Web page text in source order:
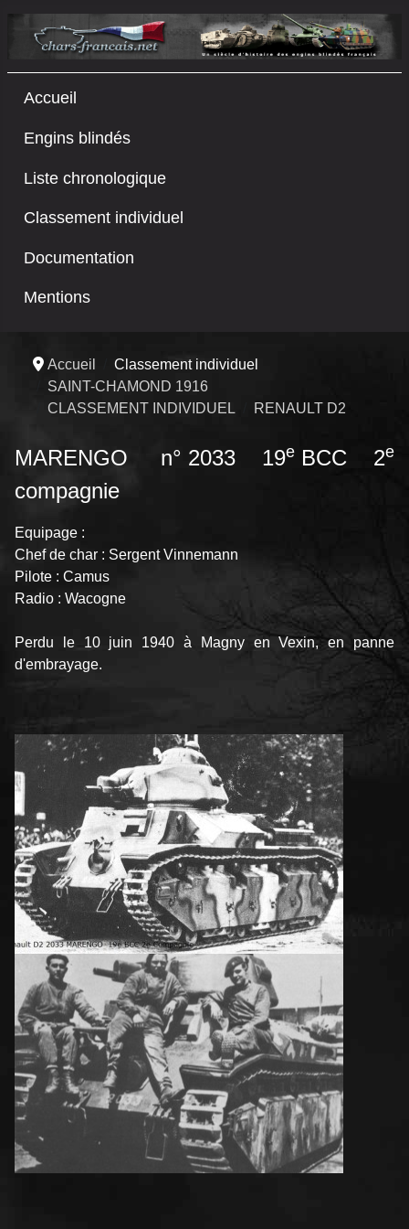
Accueil
Engins blindés
Liste chronologique
Classement individuel
Documentation
Mentions
Accueil
Classement individuel
SAINT-CHAMOND 1916
CLASSEMENT INDIVIDUEL
RENAULT D2
MARENGO n° 2033 19e BCC 2e
compagnie
Equipage :
Chef de char : Sergent Vinnemann
Pilote : Camus
Radio : Wacogne
Perdu le 10 juin 1940 à Magny en Vexin, en panne
d'embrayage.